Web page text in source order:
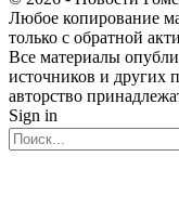
Любое копирование
только с обратной
Все материалы
источников и других
авторство
Sign in